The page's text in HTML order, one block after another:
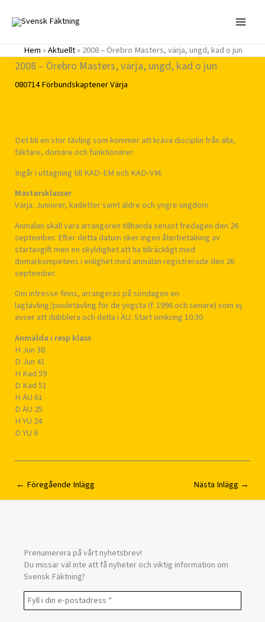
innehåll
Hem»Aktuellt»2008 – Örebro Masters, värja, ungd, kad o jun
2008 – Örebro Masters, värja, ungd, kad o jun
080714FörbundskaptenerVärja
Det bli en stor tävling som kommer att kräva disciplin från alla,
fäktare, domare och funktionärer.
Ingår i uttagning till KAD-EM och KAD-VM.
Mastersklasser
Värja: Juniorer, kadetter samt äldre och yngre ungdom
Anmälan skall vara arrangören tillhanda senast fredagen den 26
september. Efter detta datum sker ingen återbetalning av
startavgift men en skyldighet att ha tillräckligt med
domarkompetens i enlighet med anmälan registrerade den 26
september.
Om intresse finns, arrangeras på söndagen en
lagtävling/pouletävling för de yngsta (f. 1996 och senare) som ej
avser att dubblera och delta i ÄU. Start omkring 10.30
Anmälda i resp klass
H Jun 38
D Jun 41
H Kad 59
D Kad 51
H ÄU 61
D ÄU 25
H YU 24
D YU 6
← Föregående Inlägg Nästa Inlägg →
Prenumerera på vårt nyhetsbrev!
Du missar väl inte att få nyheter och viktig information om
Svensk Fäktning?